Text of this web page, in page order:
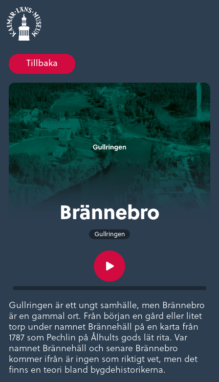
Tillbaka
Brännebro
Gullringen
Gullringen är ett ungt samhälle, men Brännebro
är en gammal ort. Från början en gård eller litet
torp under namnet Brännehäll på en karta från
1787 som Pechlin på Ålhults gods lät rita. Var
namnet Brännehäll och senare Brännebro
kommer ifrån är ingen som riktigt vet, men det
finns en teori bland bygdehistorikerna.